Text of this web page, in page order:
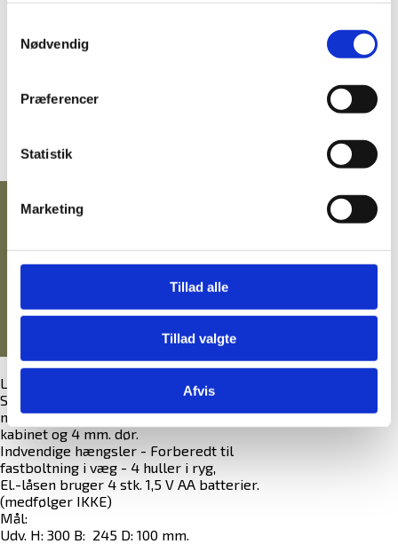
Nødvendig
Præferencer
Statistik
Marketing
Tillad alle
Tillad valgte
Afvis
GRATIS fragt på alt!
(2.493,75 DKKinkl. moms )
Lille solidt nøgleskab med 20 kroge.
Skabet er monteret ned El-kodelås, og
nødnøgle. Enkelt-vægget skab med 2 mm.
kabinet og 4 mm. dør.
Indvendige hængsler - Forberedt til
fastboltning i væg - 4 huller i ryg,
El.-låsen bruger 4 stk. 1,5 V AA batterier.
(medfølger IKKE)
Mål:
Udv. H: 300 B: 245 D: 100 mm.
UDVALGTE VARER
NØGLEHÅNDTERING
SIKRING
PENGESKABSGUIDEN
MANUALER TIL ELKODELÅSE